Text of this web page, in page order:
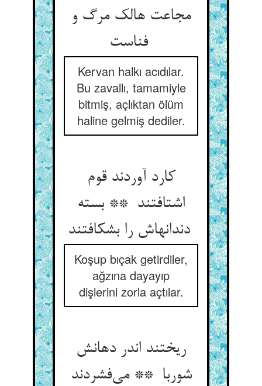
مجاعت هالک مرگ و
فناست
Kervan halkı acıdılar.
Bu zavallı, tamamiyle
bitmiş, açlıktan ölüm
haline gelmiş dediler.
کارد آوردند قوم
اشتافتند ** بسته
دندانهاش را بشکافتند
Koşup bıçak getirdiler,
ağzına dayayıp
dişlerini zorla açtılar.
ریختند اندر دهانش
شوربا ** می‌فشردند